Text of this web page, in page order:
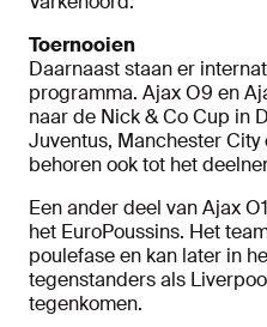
Toernooien
Daarnaast staan er
programma. Ajax O9 en
naar de Nick & Co Cup in
Juventus, Manchester
behoren ook tot het
Een ander deel van Ajax
het EuroPoussins. Het
poulefase en kan later in
tegenstanders als
tegenkomen.